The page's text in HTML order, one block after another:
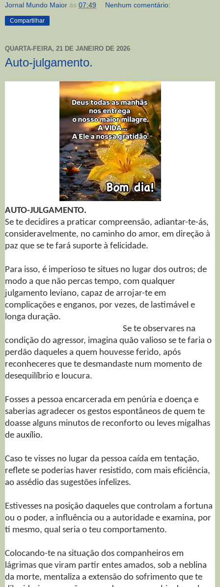
Jornal Mundo Maior às 07:49 Nenhum comentário:
Compartilhar
QUARTA-FEIRA, 21 DE JANEIRO DE 2026
Auto-julgamento.
AUTO-JULGAMENTO.
Se te decidires a praticar compreensão, adiantar-te-ás,
consideravelmente, no caminho do amor, em direção à
paz que se te fará suporte à felicidade.
Para isso, é imperioso te situes no lugar dos outros; de
modo a que não percas tempo, com qualquer
julgamento leviano, capaz de arrojar-te em
complicações e enganos, por vezes, de lastimável e
longa duração.
Se te observares na
condição do agressor, imagina quão valioso se te faria o
perdão daqueles a quem houvesse ferido, após
reconheceres que te desmandaste num momento de
desequilíbrio e loucura.
Fosses a pessoa encarcerada em penúria e doença e
saberias agradecer os gestos espontâneos de quem te
doasse alguns minutos de reconforto ou leves migalhas
de auxílio.
Caso te visses no lugar da pessoa caída em tentação,
reflete se poderias haver resistido, com mais eficiência,
ao assédio das sugestões infelizes.
Estivesses na posição daqueles que controlam a fortuna
ou o poder, a influência ou a autoridade e examina, por
ti mesmo, qual seria o teu comportamento.
Colocando-te na situação dos companheiros em
lágrimas que viram partir entes amados, sob a neblina
da morte, mentaliza a extensão do sofrimento que te